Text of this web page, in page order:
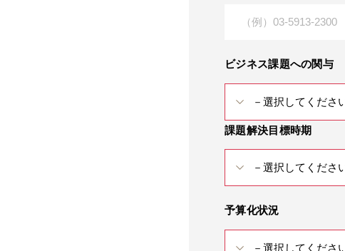
ビジネス課題への関与
課題解決目標時期
予算化状況